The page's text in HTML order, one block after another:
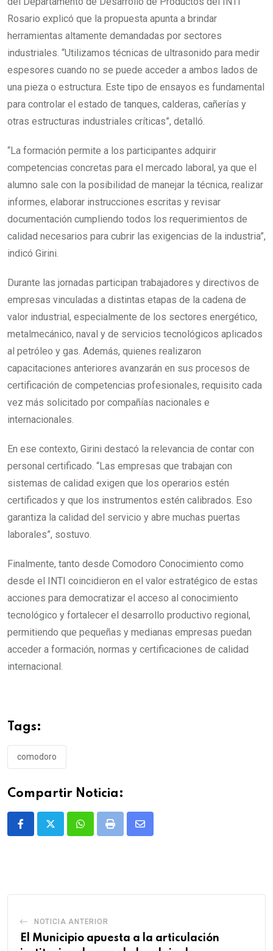
Rosario explicó que la propuesta apunta a brindar
herramientas altamente demandadas por sectores
industriales. “Utilizamos técnicas de ultrasonido para medir
espesores cuando no se puede acceder a ambos lados de
una pieza o estructura. Este tipo de ensayos es fundamental
para controlar el estado de tanques, calderas, cañerías y
otras estructuras industriales críticas”, detalló.
“La formación permite a los participantes adquirir
competencias concretas para el mercado laboral, ya que el
alumno sale con la posibilidad de manejar la técnica, realizar
informes, elaborar instrucciones escritas y revisar
documentación cumpliendo todos los requerimientos de
calidad necesarios para cubrir las exigencias de la industria”,
indicó Girini.
Durante las jornadas participan trabajadores y directivos de
empresas vinculadas a distintas etapas de la cadena de
valor industrial, especialmente de los sectores energético,
metalmecánico, naval y de servicios tecnológicos aplicados
al petróleo y gas. Además, quienes realizaron
capacitaciones anteriores avanzarán en sus procesos de
certificación de competencias profesionales, requisito cada
vez más solicitado por compañías nacionales e
internacionales.
En ese contexto, Girini destacó la relevancia de contar con
personal certificado. “Las empresas que trabajan con
sistemas de calidad exigen que los operarios estén
certificados y que los instrumentos estén calibrados. Eso
garantiza la calidad del servicio y abre muchas puertas
laborales”, sostuvo.
Finalmente, tanto desde Comodoro Conocimiento como
desde el INTI coincidieron en el valor estratégico de estas
acciones para democratizar el acceso al conocimiento
tecnológico y fortalecer el desarrollo productivo regional,
permitiendo que pequeñas y medianas empresas puedan
acceder a formación, normas y certificaciones de calidad
internacional.
Tags:
comodoro
Compartir Noticia:
WhatsappPrint
Share
NOTICIA ANTERIOR
El Municipio apuesta a la articulación